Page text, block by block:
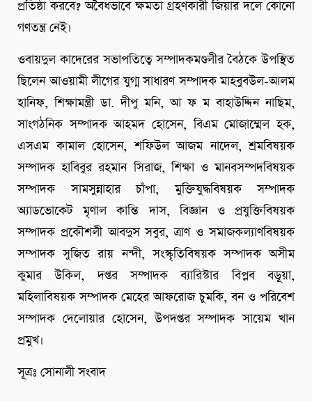
প্রতিষ্ঠা করবে? অবৈধভাবে ক্ষমতা গ্রহণকারী জিয়ার দলে কোনো
গণতন্ত্র নেই।
ওবায়দুল কাদেরের সভাপতিত্বে সম্পাদকমণ্ডলীর বৈঠকে উপস্থিত
ছিলেন আওয়ামী লীগের যুগ্ম সাধারণ সম্পাদক মাহবুবউল-আলম
হানিফ, শিক্ষামন্ত্রী ডা. দীপু মনি, আ ফ ম বাহাউদ্দিন নাছিম,
সাংগঠনিক সম্পাদক আহমদ হোসেন, বিএম মোজাম্মেল হক,
এসএম কামাল হোসেন, শফিউল আজম নাদেল, শ্রমবিষয়ক
সম্পাদক হাবিবুর রহমান সিরাজ, শিক্ষা ও মানবসম্পদবিষয়ক
সম্পাদক সামসুন্নাহার চাঁপা, মুক্তিযুদ্ধবিষয়ক সম্পাদক
অ্যাডভোকেট মৃণাল কান্তি দাস, বিজ্ঞান ও প্রযুক্তিবিষয়ক
সম্পাদক প্রকৌশলী আবদুস সবুর, ত্রাণ ও সমাজকল্যাণবিষয়ক
সম্পাদক সুজিত রায় নন্দী, সংস্কৃতিবিষয়ক সম্পাদক অসীম
কুমার উকিল, দপ্তর সম্পাদক ব্যারিস্টার বিপ্লব বড়ূয়া,
মহিলাবিষয়ক সম্পাদক মেহের আফরোজ চুমকি, বন ও পরিবেশ
সম্পাদক দেলোয়ার হোসেন, উপদপ্তর সম্পাদক সায়েম খান
প্রমুখ।
সূত্রঃ সোনালী সংবাদ